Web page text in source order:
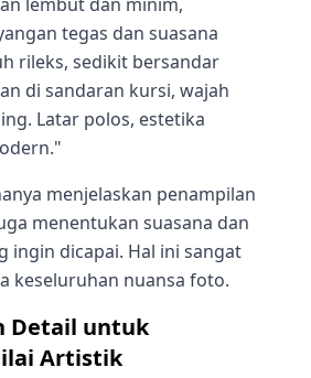
tegas dan suasana
rileks, sedikit bersandar
di sandaran kursi, wajah
Latar polos, estetika
menjelaskan penampilan
menentukan suasana dan
ingin dicapai. Hal ini sangat
keseluruhan nuansa foto.
Detail untuk
Artistik